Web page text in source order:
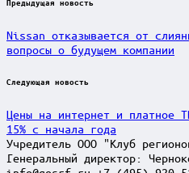
Post
Предыдущая новость
Nissan отказывается от
вопросы о будущем компании
Следующая новость
Цены на интернет и платное
15% с начала года
Учредитель ООО "Клуб
Генеральный директор: